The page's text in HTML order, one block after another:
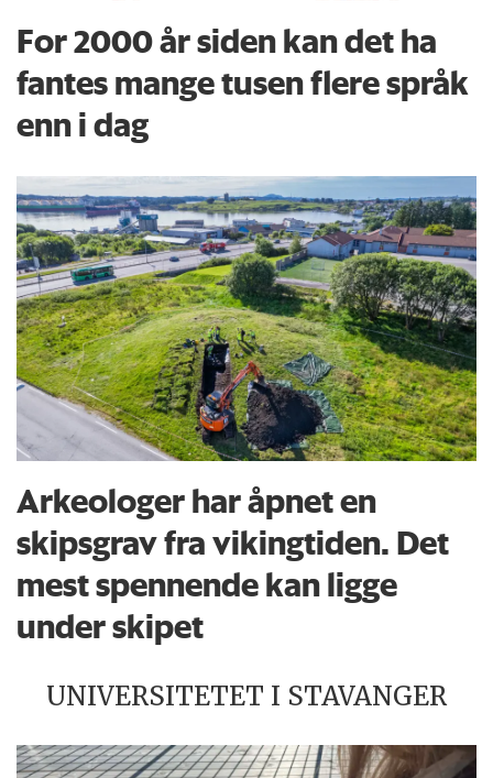
For 2000 år siden kan det ha
fantes mange tusen flere språk
enn i dag
Arkeologer har åpnet en
skipsgrav fra vikingtiden. Det
mest spennende kan ligge
under skipet
UNIVERSITETET I STAVANGER